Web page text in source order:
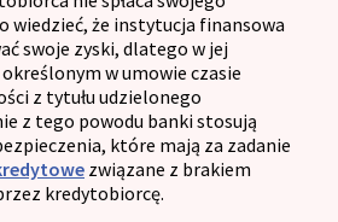
wiedzieć, że instytucja finansowa
swoje zyski, dlatego w jej
w umowie czasie
z tytułu udzielonego
z tego powodu banki stosują
które mają za zadanie
związane z brakiem
kredytobiorcę.